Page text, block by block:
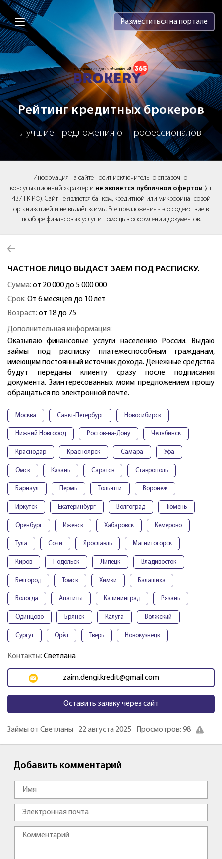
Brokery365 - Рейтинг кредитных
Разместиться на портале
Рейтинг кредитных брокеров
Лучшие предложения от профессионалов
Информация на сайте носит исключительно справочно-
консультационный характер и не является публичной офертой (ст.
437 ГК РФ). Сайт не является банком, кредитной или микрофинансовой
организацией и не выдаёт займы. Все предложения - это содействие в
подборе финансовых услуг и помощь в оформлении документов.
ЧАСТНОЕ ЛИЦО ВЫДАСТ ЗАЕМ ПОД РАСПИСКУ.
Сумма: от 20 000 до 5 000 000
Срок: От 6 месяцев до 10 лет
Возраст: от 18 до 75
Дополнительная информация:
Оказываю финансовые услуги населению России. Выдаю
займы под расписку платежеспособным гражданам,
имеющим постоянный источник дохода. Денежные средства
будут переданы клиенту сразу после подписания
документа. Заинтересованных моим предложением прошу
обращаться по электронной почте.
Москва Санкт-Петербург Новосибирск
Нижний Новгород Ростов-на-Дону Челябинск
Краснодар Красноярск Самара Уфа
Омск Казань Саратов Ставрополь
Барнаул Пермь Тольятти Воронеж
Иркутск Екатеринбург Волгоград Тюмень
Оренбург Ижевск Хабаровск Кемерово
Тула Сочи Ярославль Магнитогорск
Киров Подольск Липецк Владивосток
Белгород Томск Химки Балашиха
Вологда Апатиты Калининград Рязань
Одинцово Брянск Калуга Волжский
Сургут Орёл Тверь Новокузнецк
Контакты: Светлана
zaim.dengi.kredit@gmail.com
Оставить заявку через сайт
Займы от Светланы 22 августа 2025 Просмотров: 98
Добавить комментарий